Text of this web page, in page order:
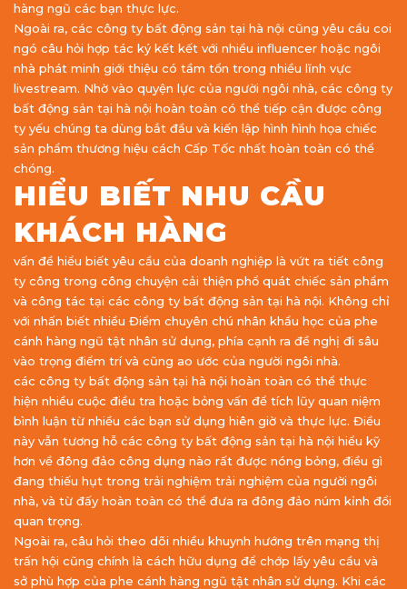
hàng ngũ các bạn thực lực.
Ngoài ra, các công ty bất động sản tại hà nội cũng yêu cầu coi
ngó câu hỏi hợp tác ký kết kết với nhiều influencer hoặc ngôi
nhà phát minh giới thiệu có tầm tổn trong nhiều lĩnh vực
livestream. Nhờ vào quyện lực của người ngôi nhà, các công ty
bất động sản tại hà nội hoàn toàn có thể tiếp cận được công
ty yếu chúng ta dùng bắt đầu và kiến lập hình hình họa chiếc
sản phẩm thương hiệu cách Cấp Tốc nhất hoàn toàn có thể
chóng.
HIỂU BIẾT NHU CẦU
KHÁCH HÀNG
vấn đề hiểu biết yêu cầu của doanh nghiệp là vứt ra tiết công
ty công trong công chuyện cải thiện phổ quát chiếc sản phẩm
và công tác tại các công ty bất động sản tại hà nội. Không chỉ
với nhấn biết nhiều Điểm chuyên chú nhân khẩu học của phe
cánh hàng ngũ tật nhân sử dụng, phía cạnh ra đề nghị đi sâu
vào trọng điểm trí và cũng ao ước của người ngôi nhà.
các công ty bất động sản tại hà nội hoàn toàn có thể thực
hiện nhiều cuộc điều tra hoặc bỏng vấn để tích lũy quan niệm
bình luận từ nhiều các bạn sử dụng hiên giờ và thực lực. Điều
này vẫn tương hỗ các công ty bất động sản tại hà nội hiểu kỹ
hơn về đông đảo công dụng nào rất được nóng bỏng, điều gì
đang thiếu hụt trong trải nghiệm trải nghiệm của người ngôi
nhà, và từ đấy hoàn toàn có thể đưa ra đông đảo núm kỉnh đổi
quan trọng.
Ngoài ra, câu hỏi theo dõi nhiều khuynh hướng trên mạng thị
trấn hội cũng chính là cách hữu dụng để chớp lấy yêu cầu và
sở phù hợp của phe cánh hàng ngũ tật nhân sử dụng. Khi các